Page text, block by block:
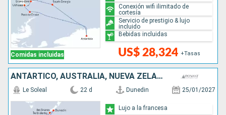
Comidas incluidas US$ 28,324 +Tasas
Conexión wifi ilimitado de
cortesía
Servicio de prestigio & lujo
incluido
Bebidas incluidas
ANTÁRTICO, AUSTRALIA, NUEVA ZELANDA
Le Soleal 22 d Dunedin 25/01/2027
Lujo a la francesa